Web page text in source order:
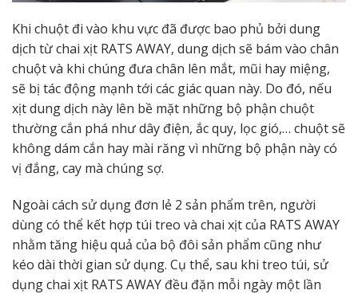
Khi chuột đi vào khu vực đã được bao phủ bởi dung
dịch từ chai xịt RATS AWAY, dung dịch sẽ bám vào chân
chuột và khi chúng đưa chân lên mắt, mũi hay miệng,
sẽ bị tác động mạnh tới các giác quan này. Do đó, nếu
xịt dung dịch này lên bề mặt những bộ phận chuột
thường cắn phá như dây điện, ắc quy, lọc gió,… chuột sẽ
không dám cắn hay mài răng vì những bộ phận này có
vị đắng, cay mà chúng sợ.
Ngoài cách sử dụng đơn lẻ 2 sản phẩm trên, người
dùng có thể kết hợp túi treo và chai xịt của RATS AWAY
nhằm tăng hiệu quả của bộ đôi sản phẩm cũng như
kéo dài thời gian sử dụng. Cụ thể, sau khi treo túi, sử
dụng chai xịt RATS AWAY đều đặn mỗi ngày một lần